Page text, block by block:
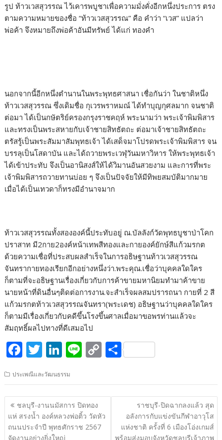
รูป ท้าวเวสสุวรรณ ไว้เคารพบูชาเพื่อความมั่งคั่งอีกหนึ่งประการ ตรง
ตามความหมายของชื่อ “ท้าวเวสสุวรรณ” คือ คำว่า “เวส” แปลว่า
พ่อค้า จึงหมายถึงพ่อค้าอันมีทรัพย์ ได้แก่ ทองคำ
นอกจากนี้อีกหนึ่งตำนานในพระพุทธศาสนา เชื่อกันว่า ในชาติหนึ่ง
ท้าวเวสสุวรรณ ซึ่งเดิมชื่อ กุเวรพราหมณ์ ได้ทำบุญกุศลมาก จนชาติ
ต่อมา ได้เป็นกษัตริย์ครองกรุงราชคฤห์ พระนามว่า พระเจ้าพิมพิสาร
และทรงเป็นพระสหายกับเจ้าชายสิทธัตถะ ต่อมาเจ้าชายสิทธัตถะ
ตรัสรู้เป็นพระสัมมาสัมพุทธเจ้า ได้เสด็จมาโปรดพระเจ้าพิมพิสาร จน
บรรลุเป็นโสดาบัน และได้ถวายพระเวฬุวันมหาวิหาร ให้พระพุทธเจ้า
ได้เข้าประทับ จึงเป็นอานิสงส์ให้ได้วิมานอันสวยงาม และการที่พระ
เจ้าพิมพิสารถวายทานบ่อย ๆ จึงเป็นปัจจัยให้มีทิพยสมบัติมากมาย
เมื่อได้เป็นเทวดาก็ทรงมีอำนาจมาก
ท้าวเวสสุวรรณทั้งสององค์นี้ประทับอยู่ ณ.บัลลังก์วัดพุทธบูชาป่าโคก
ปราสาท มี2กาย2องค์หน้าเทพสีทองและกายองค์ยักษ์สีแก้วมรกต
ด้วยความเชื่อที่ประสบผลสำเร็จในการอธิษฐานท้าวเวสสุวรรณ
จันทรากายทองเรียกอีกอย่างหนึ่งว่า.พระคุณ.เชื่อว่าบุคคลใดใคร
ก็ตามที่จะอธิษฐานเรื่องเกี่ยวกับการค้าขายมหานิยมทำมาค้าขาย
นายหน้าที่ดินอื่นๆติดต่อการงาน.จะสำเร็จผลสมปรารถนา กายที่ 2 สี
แก้วมรกตท้าวเวสสุวรรณจันทรา(พระเดช) อธิษฐานว่าบุคคลใดใคร
ก็ตามมีเรื่องเกี่ยวกับคดีขึ้นโรงขึ้นศาลเมื่อมาขอพรท่านแล้วจะ
สัมฤทธิ์ผลไปทางที่ดีเสมอไป
F
ac
e
b
o
o
T
itt
er
Li
k
e
dI
n
Li
e
C
p
y
Li
S
ar
e
ประเพณีและวัฒนธรรม
แนะแนว
เรื่อง
ชลบุรี-งานนมัสการ ปิดทอง
แห่ สรงน้ำ องค์หลวงพ่อติ้ว วัดหัว
ถนนประจำปี พุทธศักราช 2567
จัดงานอย่างยิ่งใหญ่
ราชบุรี-ปิดฉากลงแล้ว สุด
อลังการกับแข่งขันกีฬาอาวุโส
แห่งชาติ ครั้งที่ 6 เมืองโอ่งเกมส์
พร้อมส่งมอบจังหวัดชลบุรีเจ้าภาพ